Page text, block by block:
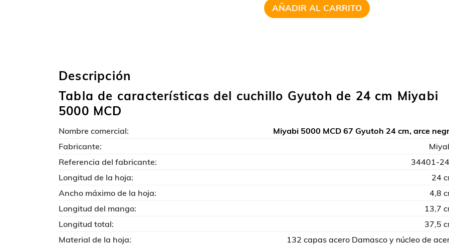
AÑADIR AL CARRITO
Descripción
Tabla de características del cuchillo Gyutoh de 24 cm Miyabi
5000 MCD
Nombre comercial:
Miyabi 5000 MCD 67 Gyutoh 24 cm, arce
Fabricante:
Referencia del fabricante:
34401-
Longitud de la hoja:
24
Ancho máximo de la hoja:
4,8
Longitud del mango:
13,7
Longitud total:
37,5
Material de la hoja:
132 capas acero Damasco y núcleo de